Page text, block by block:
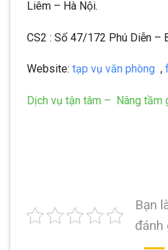
Liêm – Hà Nội.
CS2 : Số 47/172 Phú Diễn –
Website: tạp vụ văn phòng ,
Dịch vụ tận tâm – Nâng tầm
Bạn
đánh